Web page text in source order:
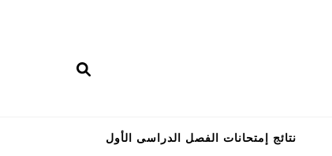
نتائج إمتحانات الفصل الدراسى الأول